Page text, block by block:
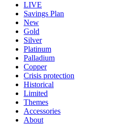
LIVE
Savings Plan
New
Gold
Silver
Platinum
Palladium
Copper
Crisis protection
Historical
Limited
Themes
Accessories
About